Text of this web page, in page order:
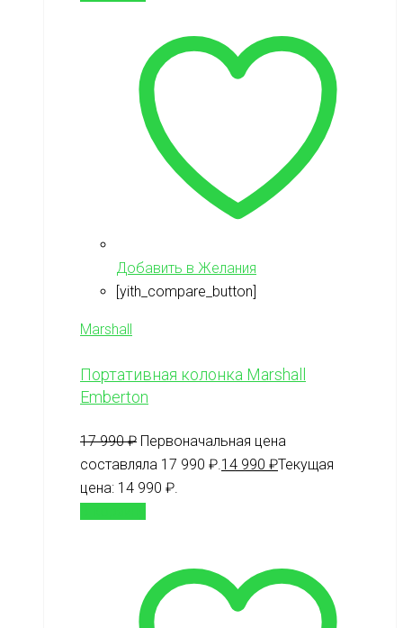
Добавить в Желания
[yith_compare_button]
Marshall
Портативная колонка Marshall
Emberton
17 990₽ Первоначальная цена
составляла 17 990 ₽.14 990 ₽Текущая
цена: 14 990 ₽.